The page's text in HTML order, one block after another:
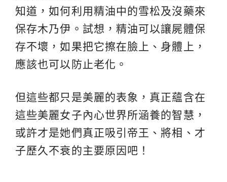
知道，如何利用精油中的雪松及沒藥來
保存木乃伊。試想，精油可以讓屍體保
存不壞，如果把它擦在臉上、身體上，
應該也可以防止老化。
但這些都只是美麗的表象，真正蘊含在
這些美麗女子內心世界所涵養的智慧，
或許才是她們真正吸引帝王、將相、才
子歷久不衰的主要原因吧！